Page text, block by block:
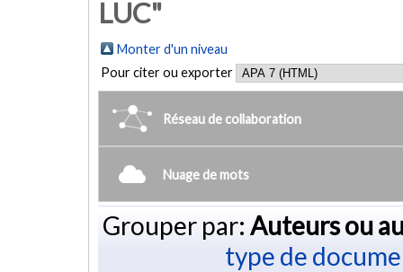
LUC"
Monter d'un niveau
Pour citer ou exporter
Réseau de collaboration
Nuage de mots
Grouper par: Auteurs ou
type de